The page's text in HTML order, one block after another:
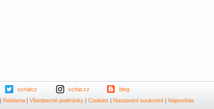
xchatcz xchat.cz
blog
| Reklama| Všeobecné podmínky| Cookies | Nastavení soukromí| Nápověda